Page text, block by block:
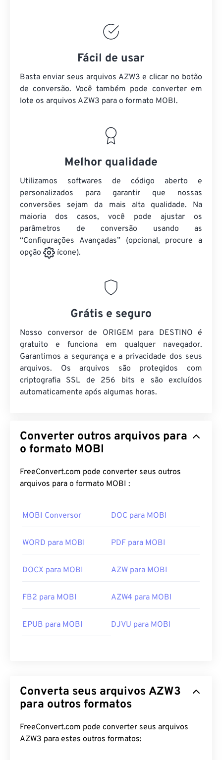
Fácil de usar
Basta enviar seus arquivos AZW3 e clicar no botão
de conversão. Você também pode converter em
lote os arquivos AZW3 para o formato MOBI.
Melhor qualidade
Utilizamos softwares de código aberto e
personalizados para garantir que nossas
conversões sejam da mais alta qualidade. Na
maioria dos casos, você pode ajustar os
parâmetros de conversão usando as
“Configurações Avançadas” (opcional, procure a
opção
ícone).
Grátis e seguro
Nosso conversor de ORIGEM para DESTINO é
gratuito e funciona em qualquer navegador.
Garantimos a segurança e a privacidade dos seus
arquivos. Os arquivos são protegidos com
criptografia SSL de 256 bits e são excluídos
automaticamente após algumas horas.
Converter outros arquivos para
o formato MOBI
FreeConvert.com pode converter seus outros
arquivos para o formato MOBI :
MOBI Conversor DOC para MOBI
WORD para MOBI PDF para MOBI
DOCX para MOBI AZW para MOBI
FB2 para MOBI AZW4 para MOBI
EPUB para MOBI DJVU para MOBI
Converta seus arquivos AZW3
para outros formatos
FreeConvert.com pode converter seus arquivos
AZW3 para estes outros formatos: